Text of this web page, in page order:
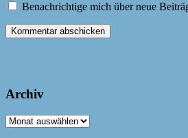
Benachrichtige mich über neue
Archiv
Archiv